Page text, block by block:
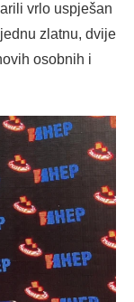
vrlo uspješan
zlatnu, dvije
osobnih i